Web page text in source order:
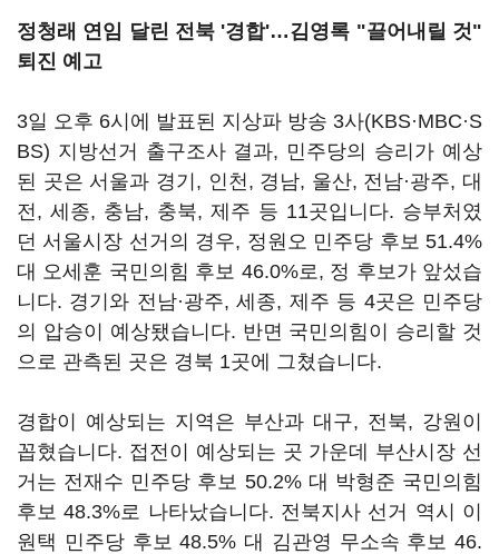
정청래 연임 달린 전북 '경합'…김영록 "끌어내릴 것"
퇴진 예고
3일 오후 6시에 발표된 지상파 방송 3사(KBS·MBC·S
BS) 지방선거 출구조사 결과, 민주당의 승리가 예상
된 곳은 서울과 경기, 인천, 경남, 울산, 전남·광주, 대
전, 세종, 충남, 충북, 제주 등 11곳입니다. 승부처였
던 서울시장 선거의 경우, 정원오 민주당 후보 51.4%
대 오세훈 국민의힘 후보 46.0%로, 정 후보가 앞섰습
니다. 경기와 전남·광주, 세종, 제주 등 4곳은 민주당
의 압승이 예상됐습니다. 반면 국민의힘이 승리할 것
으로 관측된 곳은 경북 1곳에 그쳤습니다.
경합이 예상되는 지역은 부산과 대구, 전북, 강원이
꼽혔습니다. 접전이 예상되는 곳 가운데 부산시장 선
거는 전재수 민주당 후보 50.2% 대 박형준 국민의힘
후보 48.3%로 나타났습니다. 전북지사 선거 역시 이
원택 민주당 후보 48.5% 대 김관영 무소속 후보 46.